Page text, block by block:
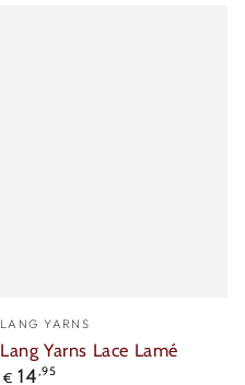
Verkäufer/in:
LANG YARNS
Lang Yarns Lace Lamé
Regulärer
€ 14,95